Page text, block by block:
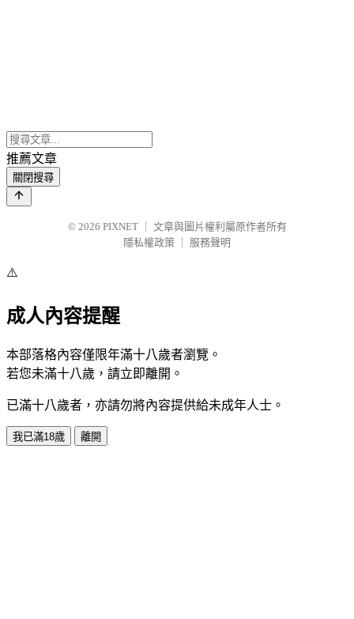
推薦文章
關閉搜尋
© 2026 PIXNET
文章與圖片權利屬原作者所有
隱私權政策
服務聲明
⚠️
成人內容提醒
本部落格內容僅限年滿十八歲者瀏覽。
若您未滿十八歲，請立即離開。
已滿十八歲者，亦請勿將內容提供給未成年人士。
我已滿18歲 離開